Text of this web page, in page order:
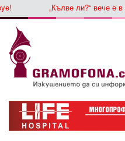
„Кълве ли?“ вече е в